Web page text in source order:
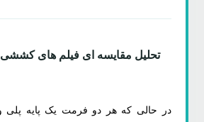
تحلیل مقایسه ای فیلم های
در حالی که هر دو فرمت یک پایه پلی